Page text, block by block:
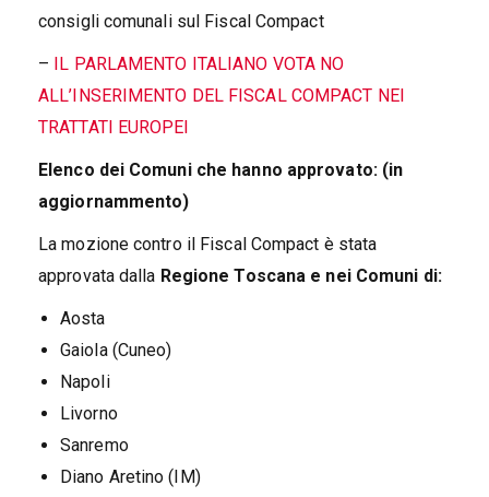
consigli comunali sul Fiscal Compact
–
IL PARLAMENTO ITALIANO VOTA NO
ALL’INSERIMENTO DEL FISCAL COMPACT NEI
TRATTATI EUROPEI
Elenco dei Comuni che hanno approvato: (in
aggiornammento)
La mozione contro il Fiscal Compact è stata
approvata dalla Regione Toscana e nei Comuni di:
Aosta
Gaiola (Cuneo)
Napoli
Livorno
Sanremo
Diano Aretino (IM)